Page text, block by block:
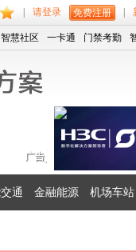
请登录 免费注册
智慧社区 一卡通 门禁考勤
通 金融能源 机场车站